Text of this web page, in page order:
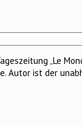
„Le
Autor ist der